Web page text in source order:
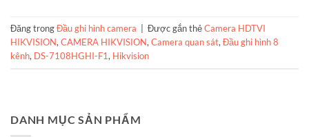
Đăng trongĐầu ghi hình camera Được gắn thẻCamera HDTVI
HIKVISION, CAMERA HIKVISION, Camera quan sát, Đầu ghi hình 8
kênh, DS-7108HGHI-F1, Hikvision
DANH MỤC SẢN PHẨM